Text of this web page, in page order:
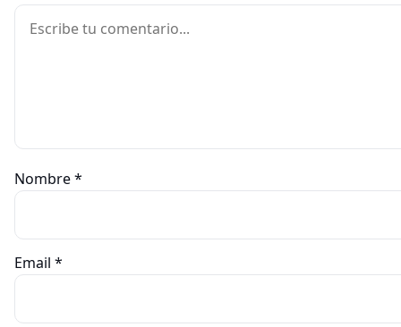
Comentario
Nombre*
Email *